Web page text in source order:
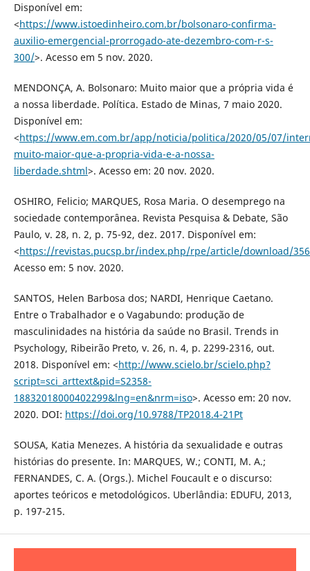
Disponível em:
<https://www.istoedinheiro.com.br/bolsonaro-confirma-
auxilio-emergencial-prorrogado-ate-dezembro-com-r-s-
300/>. Acesso em 5 nov. 2020.
MENDONÇA, A. Bolsonaro: Muito maior que a própria vida é
a nossa liberdade. Política. Estado de Minas, 7 maio 2020.
Disponível em:
<https://www.em.com.br/app/noticia/politica/2020/05/07/
muito-maior-que-a-propria-vida-e-a-nossa-
liberdade.shtml>. Acesso em: 20 nov. 2020.
OSHIRO, Felicio; MARQUES, Rosa Maria. O desemprego na
sociedade contemporânea. Revista Pesquisa & Debate, São
Paulo, v. 28, n. 2, p. 75-92, dez. 2017. Disponível em:
<https://revistas.pucsp.br/index.php/rpe/article/download/
Acesso em: 5 nov. 2020.
SANTOS, Helen Barbosa dos; NARDI, Henrique Caetano.
Entre o Trabalhador e o Vagabundo: produção de
masculinidades na história da saúde no Brasil. Trends in
Psychology, Ribeirão Preto, v. 26, n. 4, p. 2299-2316, out.
2018. Disponível em: <http://www.scielo.br/scielo.php?
script=sci_arttext&pid=S2358-
18832018000402299&lng=en&nrm=iso>. Acesso em: 20 nov.
2020. DOI: https://doi.org/10.9788/TP2018.4-21Pt
SOUSA, Katia Menezes. A história da sexualidade e outras
histórias do presente. In: MARQUES, W.; CONTI, M. A.;
FERNANDES, C. A. (Orgs.). Michel Foucault e o discurso:
aportes teóricos e metodológicos. Uberlândia: EDUFU, 2013,
p. 197-215.